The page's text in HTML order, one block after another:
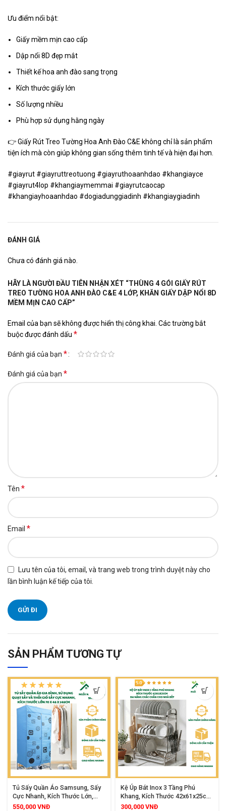
Ưu điểm nổi bật:
Giấy mềm mịn cao cấp
Dập nổi 8D đẹp mắt
Thiết kế hoa anh đào sang trọng
Kích thước giấy lớn
Số lượng nhiều
Phù hợp sử dụng hằng ngày
👉 Giấy Rút Treo Tường Hoa Anh Đào C&E không chỉ là sản phẩm
tiện ích mà còn giúp không gian sống thêm tinh tế và hiện đại hơn.
#giayrut #giayruttreotuong #giayruthoaanhdao #khangiayce
#giayrut4lop #khangiaymemmai #giayrutcaocap
#khangiayhoaanhdao #dogiadunggiadinh #khangiaygiadinh
ĐÁNH GIÁ
Chưa có đánh giá nào.
HÃY LÀ NGƯỜI ĐẦU TIÊN NHẬN XÉT “THÙNG 4 GÓI GIẤY RÚT
TREO TƯỜNG HOA ANH ĐÀO C&E 4 LỚP, KHĂN GIẤY DẬP NỔI 8D
MỀM MỊN CAO CẤP”
Email của bạn sẽ không được hiển thị công khai. Các trường bắt
buộc được đánh dấu *
Đánh giá của bạn *
Đánh giá của bạn *
Tên *
Email *
Lưu tên của tôi, email, và trang web trong trình duyệt này cho
lần bình luận kế tiếp của tôi.
SẢN PHẨM TƯƠNG TỰ
Tủ Sấy Quần Áo Samsung, Sấy
Cực Nhanh, Kích Thước Lớn,
Công Nghệ Quạt Sấy 360 Độ,
550,000 VNĐ
Kệ Úp Bát Inox 3 Tầng Phú
Khang, Kích Thước 42x61x25cm,
Đa Năng Chắc Chắn Cho Nhà
300,000 VNĐ